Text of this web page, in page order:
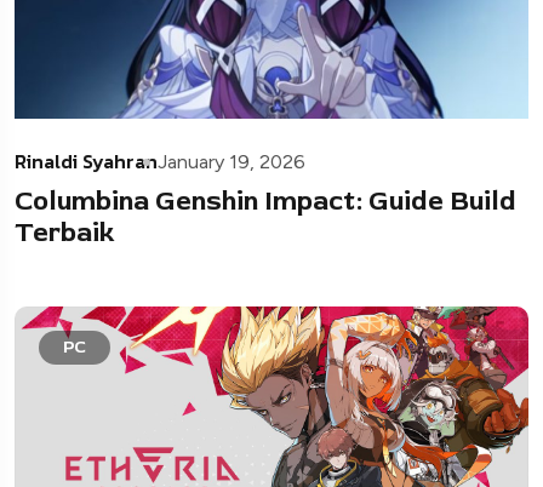
Rinaldi SyahranJanuary 19, 2026
Columbina Genshin Impact: Guide Build
Terbaik
PC